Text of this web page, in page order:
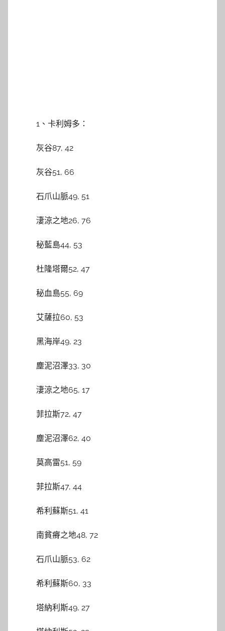
1、卡利姆多：
灰谷87, 42
灰谷51, 66
石爪山脈49, 51
淒涼之地26, 76
秘藍島44, 53
杜隆塔爾52, 47
秘血島55, 69
艾薩拉60, 53
黑海岸49, 23
塵泥沼澤33, 30
淒涼之地65, 17
菲拉斯72, 47
塵泥沼澤62, 40
莫高雷51, 59
菲拉斯47, 44
希利蘇斯51, 41
南貧瘠之地48, 72
石爪山脈53, 62
希利蘇斯60, 33
塔納利斯49, 27